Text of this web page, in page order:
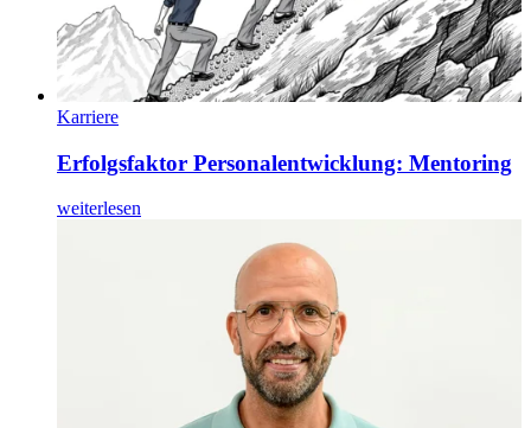
Karriere
Erfolgsfaktor Personalentwicklung: Mentoring
weiterlesen